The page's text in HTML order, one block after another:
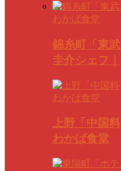
わかば食堂
錦糸町「東
圭介シェフ
わかば食堂
上野「中国
わかば食堂